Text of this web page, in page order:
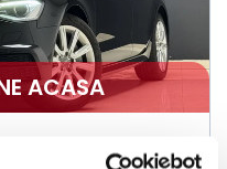
ACASA